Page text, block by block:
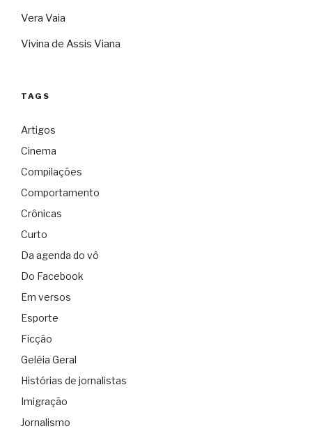
Vera Vaia
Vivina de Assis Viana
TAGS
Artigos
Cinema
Compilações
Comportamento
Crônicas
Curto
Da agenda do vô
Do Facebook
Em versos
Esporte
Ficção
Geléia Geral
Histórias de jornalistas
Imigração
Jornalismo